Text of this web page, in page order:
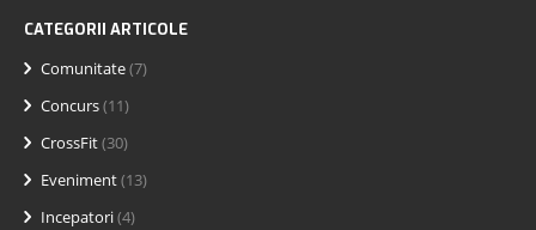
CATEGORII ARTICOLE
Comunitate(7)
Concurs(11)
CrossFit(30)
Eveniment(13)
Incepatori(4)